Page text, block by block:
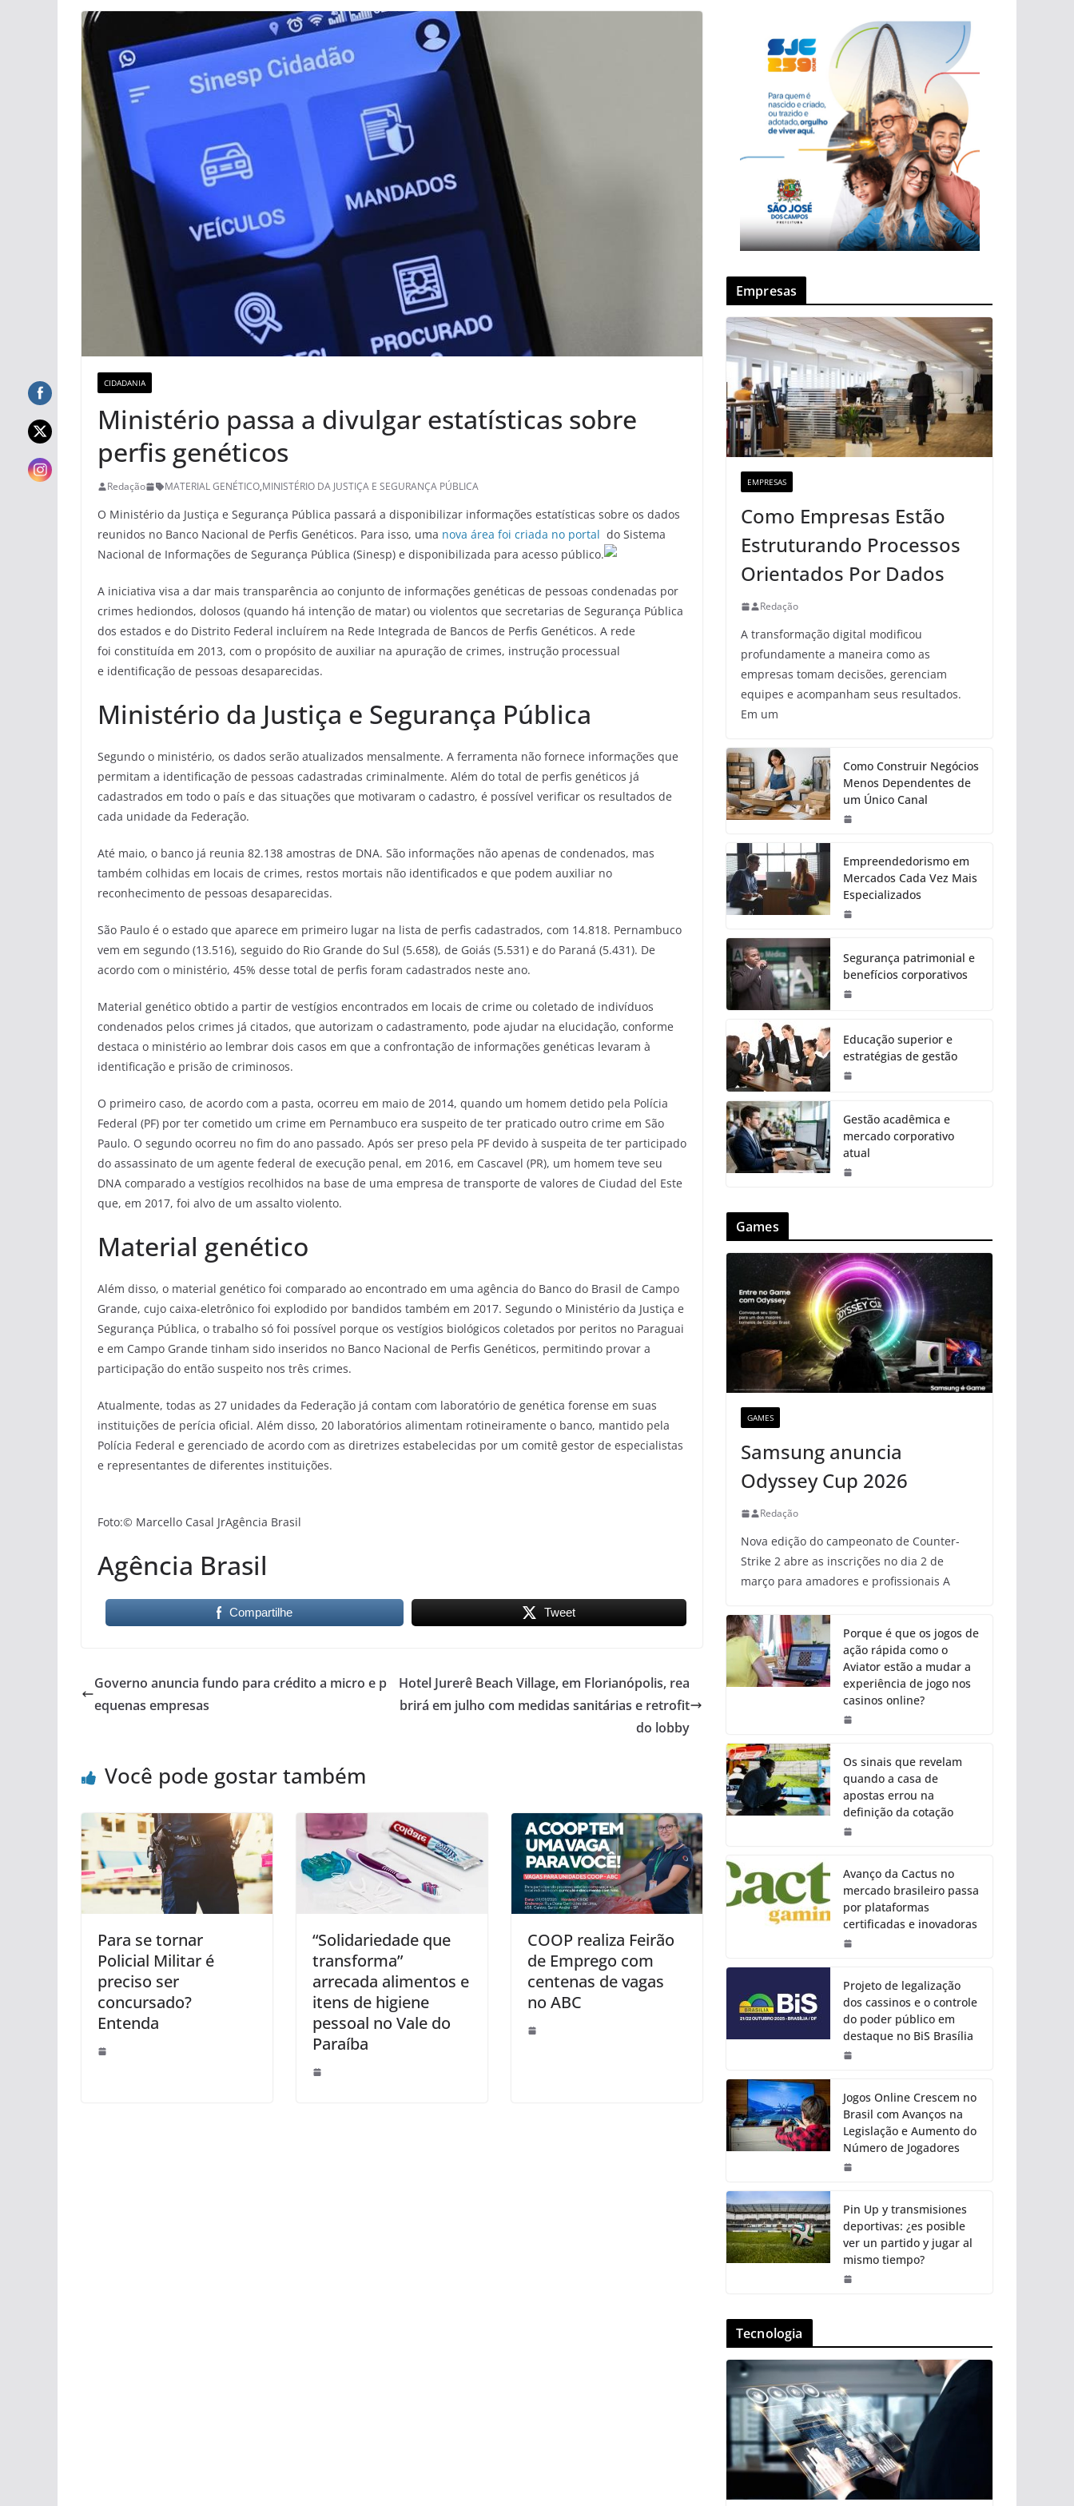
CIDADANIA
Ministério passa a divulgar estatísticas sobre
perfis genéticos
Redação MATERIAL GENÉTICO,MINISTÉRIO DA JUSTIÇA E SEGURANÇA PÚBLICA
O Ministério da Justiça e Segurança Pública passará a disponibilizar informações estatísticas sobre os dados
reunidos no Banco Nacional de Perfis Genéticos. Para isso, uma nova área foi criada no portal do Sistema
Nacional de Informações de Segurança Pública (Sinesp) e disponibilizada para acesso público.
A iniciativa visa a dar mais transparência ao conjunto de informações genéticas de pessoas condenadas por
crimes hediondos, dolosos (quando há intenção de matar) ou violentos que secretarias de Segurança Pública
dos estados e do Distrito Federal incluírem na Rede Integrada de Bancos de Perfis Genéticos. A rede
foi constituída em 2013, com o propósito de auxiliar na apuração de crimes, instrução processual
e identificação de pessoas desaparecidas.
Ministério da Justiça e Segurança Pública
Segundo o ministério, os dados serão atualizados mensalmente. A ferramenta não fornece informações que
permitam a identificação de pessoas cadastradas criminalmente. Além do total de perfis genéticos já
cadastrados em todo o país e das situações que motivaram o cadastro, é possível verificar os resultados de
cada unidade da Federação.
Até maio, o banco já reunia 82.138 amostras de DNA. São informações não apenas de condenados, mas
também colhidas em locais de crimes, restos mortais não identificados e que podem auxiliar no
reconhecimento de pessoas desaparecidas.
São Paulo é o estado que aparece em primeiro lugar na lista de perfis cadastrados, com 14.818. Pernambuco
vem em segundo (13.516), seguido do Rio Grande do Sul (5.658), de Goiás (5.531) e do Paraná (5.431). De
acordo com o ministério, 45% desse total de perfis foram cadastrados neste ano.
Material genético obtido a partir de vestígios encontrados em locais de crime ou coletado de indivíduos
condenados pelos crimes já citados, que autorizam o cadastramento, pode ajudar na elucidação, conforme
destaca o ministério ao lembrar dois casos em que a confrontação de informações genéticas levaram à
identificação e prisão de criminosos.
O primeiro caso, de acordo com a pasta, ocorreu em maio de 2014, quando um homem detido pela Polícia
Federal (PF) por ter cometido um crime em Pernambuco era suspeito de ter praticado outro crime em São
Paulo. O segundo ocorreu no fim do ano passado. Após ser preso pela PF devido à suspeita de ter participado
do assassinato de um agente federal de execução penal, em 2016, em Cascavel (PR), um homem teve seu
DNA comparado a vestígios recolhidos na base de uma empresa de transporte de valores de Ciudad del Este
que, em 2017, foi alvo de um assalto violento.
Material genético
Além disso, o material genético foi comparado ao encontrado em uma agência do Banco do Brasil de Campo
Grande, cujo caixa-eletrônico foi explodido por bandidos também em 2017. Segundo o Ministério da Justiça e
Segurança Pública, o trabalho só foi possível porque os vestígios biológicos coletados por peritos no Paraguai
e em Campo Grande tinham sido inseridos no Banco Nacional de Perfis Genéticos, permitindo provar a
participação do então suspeito nos três crimes.
Atualmente, todas as 27 unidades da Federação já contam com laboratório de genética forense em suas
instituições de perícia oficial. Além disso, 20 laboratórios alimentam rotineiramente o banco, mantido pela
Polícia Federal e gerenciado de acordo com as diretrizes estabelecidas por um comitê gestor de especialistas
e representantes de diferentes instituições.
Foto:© Marcello Casal JrAgência Brasil
Agência Brasil
Compartilhe Tweet
Governo anuncia fundo para crédito a micro e p
equenas empresas
Hotel Jurerê Beach Village, em Florianópolis, rea
brirá em julho com medidas sanitárias e retrofit
do lobby
Você pode gostar também
Para se tornar
Policial Militar é
preciso ser
concursado?
Entenda
“Solidariedade que
transforma”
arrecada alimentos e
itens de higiene
pessoal no Vale do
Paraíba
COOP realiza Feirão
de Emprego com
centenas de vagas
no ABC
Empresas
EMPRESAS
Como Empresas Estão
Estruturando Processos
Orientados Por Dados
Redação
A transformação digital modificou
profundamente a maneira como as
empresas tomam decisões, gerenciam
equipes e acompanham seus resultados.
Em um
Como Construir Negócios
Menos Dependentes de
um Único Canal
Empreendedorismo em
Mercados Cada Vez Mais
Especializados
Segurança patrimonial e
benefícios corporativos
Educação superior e
estratégias de gestão
Gestão acadêmica e
mercado corporativo
atual
Games
GAMES
Samsung anuncia
Odyssey Cup 2026
Redação
Nova edição do campeonato de Counter-
Strike 2 abre as inscrições no dia 2 de
março para amadores e profissionais A
Porque é que os jogos de
ação rápida como o
Aviator estão a mudar a
experiência de jogo nos
casinos online?
Os sinais que revelam
quando a casa de
apostas errou na
definição da cotação
Avanço da Cactus no
mercado brasileiro passa
por plataformas
certificadas e inovadoras
Projeto de legalização
dos cassinos e o controle
do poder público em
destaque no BiS Brasília
Jogos Online Crescem no
Brasil com Avanços na
Legislação e Aumento do
Número de Jogadores
Pin Up y transmisiones
deportivas: ¿es posible
ver un partido y jugar al
mismo tiempo?
Tecnologia